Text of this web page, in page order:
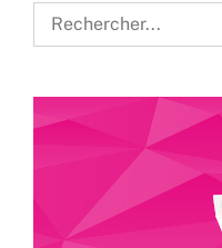
Rechercher: